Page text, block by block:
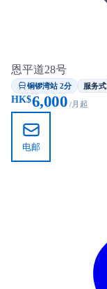
恩平道28号
铜锣湾站 2分 服务式
HK$6,000 /月起
电邮